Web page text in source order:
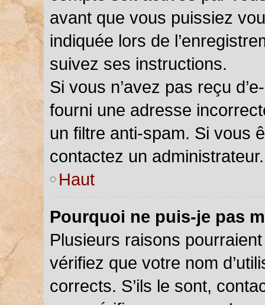
avant que vous puissiez
indiquée lors de
suivez ses instructions.
Si vous n’avez pas reçu
fourni une adresse
un filtre anti-spam. Si vous
contactez un administrateur.
Haut
Pourquoi ne puis-je pas
Plusieurs raisons
vérifiez que votre nom
corrects. S’ils le sont,